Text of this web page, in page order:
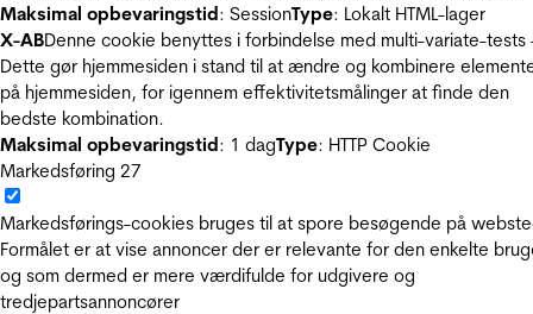
Maksimal opbevaringstid: SessionType: Lokalt HTML-lager
X-ABDenne cookie benyttes i forbindelse med multi-variate-tests
Dette gør hjemmesiden i stand til at ændre og kombinere
på hjemmesiden, for igennem effektivitetsmålinger at finde den
bedste kombination.
Maksimal opbevaringstid: 1 dagType: HTTP Cookie
Markedsføring 27
Markedsførings-cookies bruges til at spore besøgende på
Formålet er at vise annoncer der er relevante for den enkelte
og som dermed er mere værdifulde for udgivere og
tredjepartsannoncører